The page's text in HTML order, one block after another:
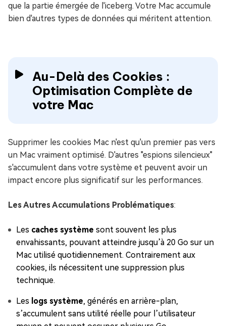
que la partie émergée de l'iceberg. Votre Mac accumule
bien d'autres types de données qui méritent attention.
Au-Delà des Cookies :
Optimisation Complète de
votre Mac
Supprimer les cookies Mac n'est qu'un premier pas vers
un Mac vraiment optimisé. D'autres "espions silencieux"
s'accumulent dans votre système et peuvent avoir un
impact encore plus significatif sur les performances.
Les Autres Accumulations Problématiques:
Les caches système sont souvent les plus
envahissants, pouvant atteindre jusqu’à 20 Go sur un
Mac utilisé quotidiennement. Contrairement aux
cookies, ils nécessitent une suppression plus
technique.
Les logs système, générés en arrière-plan,
s’accumulent sans utilité réelle pour l’utilisateur